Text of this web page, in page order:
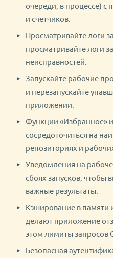
очереди, в процессе)
и счетчиков.
Просматривайте логи
просматривайте логи
неисправностей.
Запускайте рабочие
и перезапускайте
приложении.
Функции «Избранное»
сосредоточиться на
репозиториях и
Уведомления на
сбоях запусков, чтобы
важные результаты.
Кэширование в памяти
делают приложение
этом лимиты запросов
Безопасная